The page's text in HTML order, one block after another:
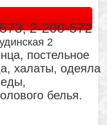
2-200-572
2
постельное
халаты, одеяла
белья.